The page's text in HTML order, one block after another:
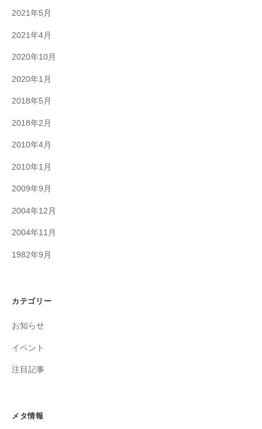
2021年5月
2021年4月
2020年10月
2020年1月
2018年5月
2018年2月
2010年4月
2010年1月
2009年9月
2004年12月
2004年11月
1982年9月
カテゴリー
お知らせ
イベント
注目記事
メタ情報